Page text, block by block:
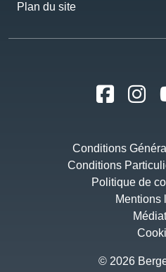
Plan du site
Conditions
Conditions
Politique de
Mentions
© 2026